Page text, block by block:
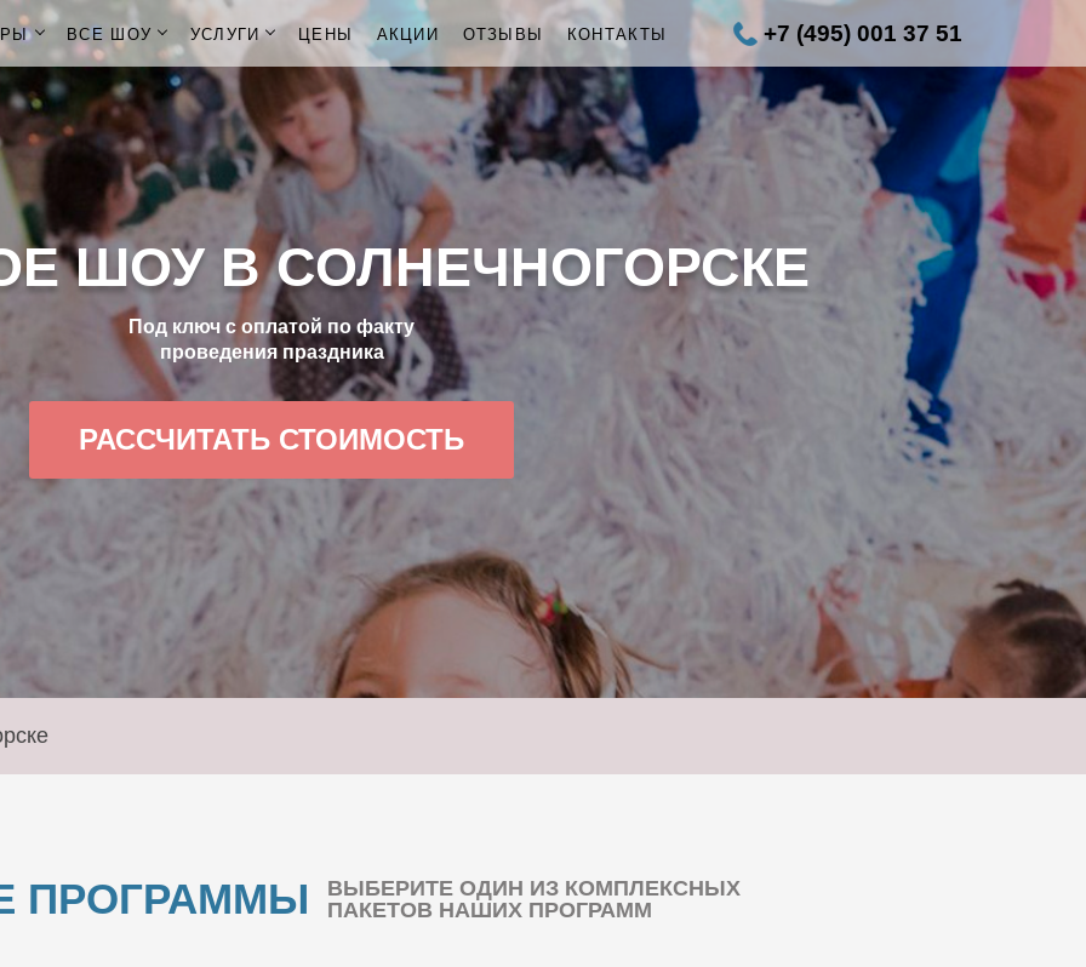
ВСЕ ШОУ УСЛУГИ ЦЕНЫ АКЦИИ ОТЗЫВЫ КОНТАКТЫ +7 (495) 001 37 51
ШОУ В СОЛНЕЧНОГОРСКЕ
Под ключ с оплатой по факту
проведения праздника
РАССЧИТАТЬ СТОИМОСТЬ
ПРОГРАММЫ
ВЫБЕРИТЕ ОДИН ИЗ КОМПЛЕКСНЫХ
ПАКЕТОВ НАШИХ ПРОГРАММ